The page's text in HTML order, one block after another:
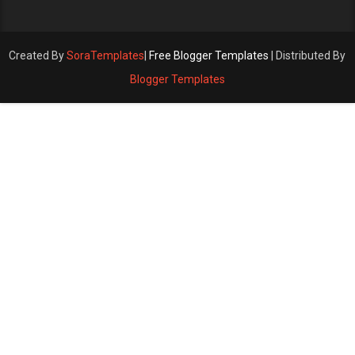
Created BySoraTemplates Free Blogger Templates | Distributed By
Blogger Templates